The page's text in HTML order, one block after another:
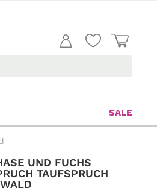
SALE
UND FUCHS
TAUFSPRUCH